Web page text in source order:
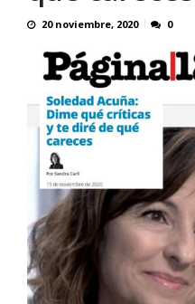
20 noviembre, 2020 0